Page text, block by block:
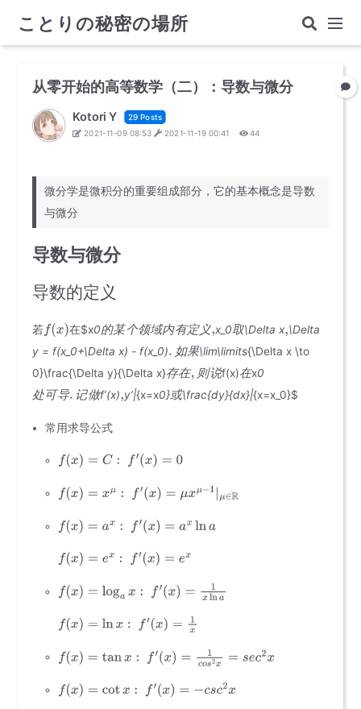
ことりの秘密の場所
从零开始的高等数学（二）：导数与微分
Kotori Y
29 Posts
2021-11-09 08:53
2021-11-19 00:41 44
微分学是微积分的重要组成部分，它的基本概念是导数
与微分
导数与微分
导数的定义
若 在$x0的某个领域内有定义 x_0取\Delta x \Delta
y = f(x_0+\Delta x) - f(x_0)
如果\lim\limits{\Delta x \to
0}\frac{\Delta y}{\Delta x}存在 则说f(x)在x0
处可导 记做f’(x) y’|{x=x0}或\frac{dy}{dx}|{x=x_0}$
常用求导公式